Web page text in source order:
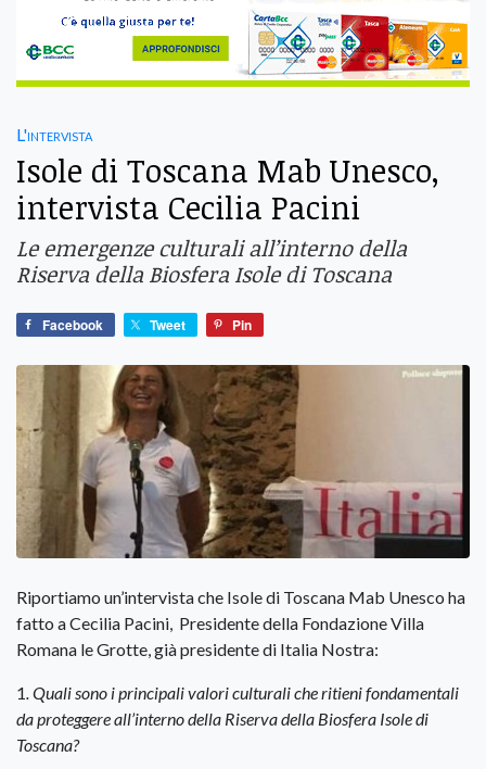
L'intervista
Isole di Toscana Mab Unesco,
intervista Cecilia Pacini
Le emergenze culturali all’interno della
Riserva della Biosfera Isole di Toscana
Facebook Tweet Pin
Riportiamo un’intervista che Isole di Toscana Mab Unesco ha
fatto a Cecilia Pacini, Presidente della Fondazione Villa
Romana le Grotte, già presidente di Italia Nostra:
1 . Quali sono i principali valori culturali che ritieni fondamentali
da proteggere all’interno della Riserva della Biosfera Isole di
Toscana?